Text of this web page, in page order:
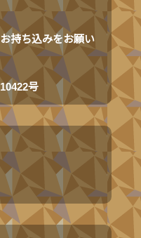
持ち込みをお願い
号